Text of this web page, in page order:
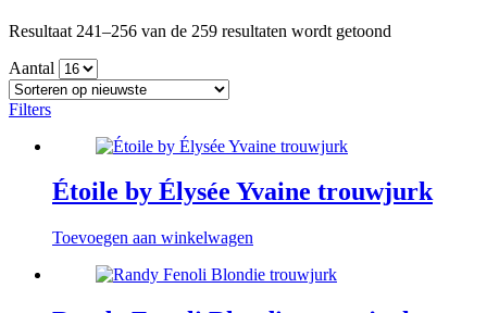
Resultaat 241–256 van de 259 resultaten wordt getoond
Aantal
Filters
Étoile by Élysée Yvaine trouwjurk
Toevoegen aan winkelwagen